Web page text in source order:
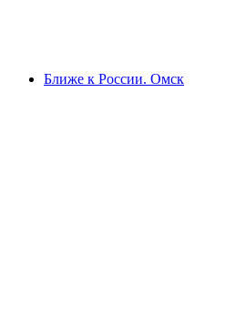
Ближе к России. Омск